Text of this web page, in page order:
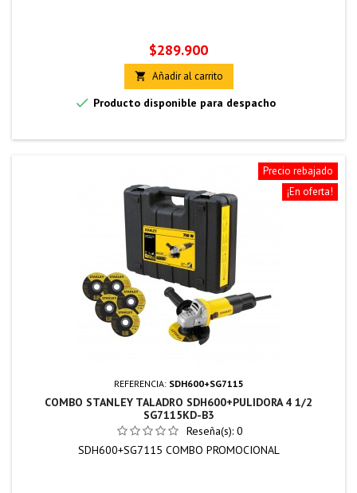
Precio
$289.900
 Añadir al carrito
 Producto disponible para despacho
Precio rebajado
¡En oferta!
REFERENCIA: SDH600+SG7115
COMBO STANLEY TALADRO SDH600+PULIDORA 4 1/2
SG7115KD-B3
Reseña(s): 0
SDH600+SG7115 COMBO PROMOCIONAL